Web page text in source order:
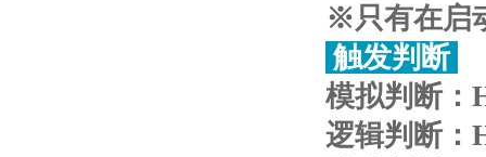
※只有在启
触发判断
模拟判断：
逻辑判断：